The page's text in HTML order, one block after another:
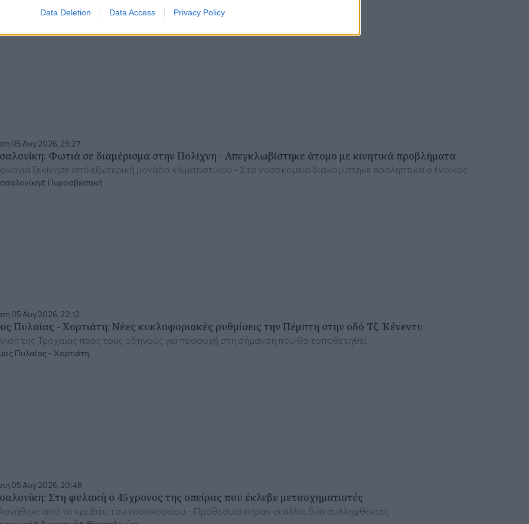
Data Deletion Data Access Privacy Policy
05 Αυγ 2026, 23:27
Φωτιά σε διαμέρισμα στην Πολίχνη - Απεγκλωβίστηκε άτομο με κινητικά προβλήματα
ξεκίνησε από εξωτερική μονάδα κλιματιστικού - Στο νοσοκομείο διακομίστηκε προληπτικά ο ένοικος
Πυροσβεστική
05 Αυγ 2026, 22:12
Πυλαίας - Χορτιάτη: Νέες κυκλοφοριακές ρυθμίσεις την Πέμπτη στην οδό Τζ. Κένεντυ
της Τροχαίας προς τους οδηγούς για προσοχή στη σήμανση που θα τοποθετηθεί
Πυλαίας - Χορτιάτη
05 Αυγ 2026, 20:48
Στη φυλακή ο 45χρονος της σπείρας που έκλεβε μετασχηματιστές
από το κρεβάτι του νοσοκομείου - Προθεσμία πήραν οι άλλοι δύο συλληφθέντες